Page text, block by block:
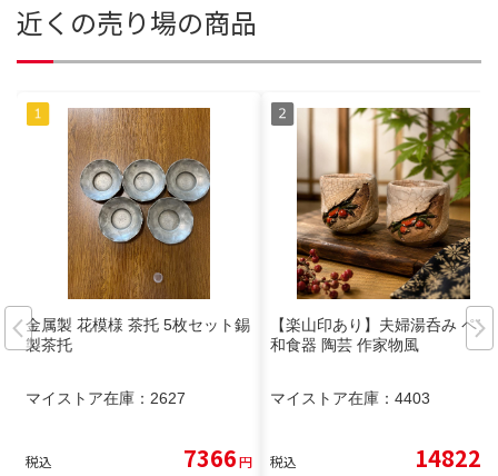
近くの売り場の商品
金属製 花模様 茶托 5枚セット錫
製茶托
マイストア在庫： 2627
税込 7366円
【楽山印あり】夫婦湯呑み ペア
和食器 陶芸 作家物風
マイストア在庫： 4403
税込 14822